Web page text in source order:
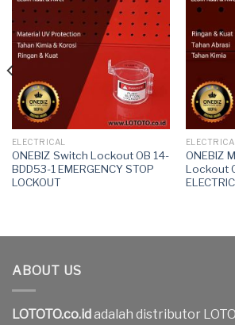
ELECTRICAL
ONEBIZ Switch Lockout OB 14-
BDD53-1 EMERGENCY STOP
LOCKOUT
ELECTRICAL
ONEBIZ
Lockout
ABOUT US
LOTOTO.co.idadalah distributor